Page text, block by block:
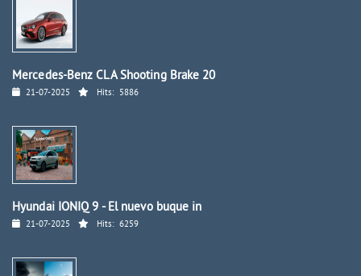
Mercedes-Benz CLA Shooting Brake 20
21-07-2025 Hits: 5886
Hyundai IONIQ 9 - El nuevo buque in
21-07-2025 Hits: 6259